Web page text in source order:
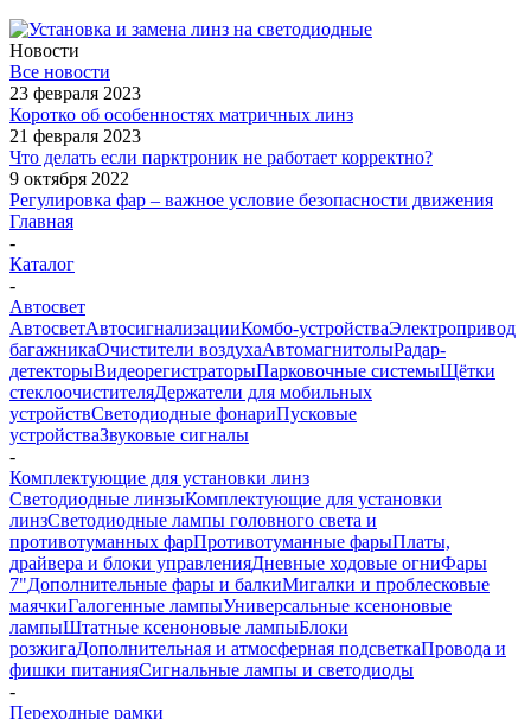
Новости
Все новости
23 февраля 2023
Коротко об особенностях матричных линз
21 февраля 2023
Что делать если парктроник не работает корректно?
9 октября 2022
Регулировка фар – важное условие безопасности движения
Главная
-
Каталог
-
Автосвет
АвтосветАвтосигнализацииКомбо-устройстваЭлектропривод
багажникаОчистители воздухаАвтомагнитолыРадар-
детекторыВидеорегистраторыПарковочные системыЩётки
стеклоочистителяДержатели для мобильных
устройствСветодиодные фонариПусковые
устройстваЗвуковые сигналы
-
Комплектующие для установки линз
Светодиодные линзыКомплектующие для установки
линзСветодиодные лампы головного света и
противотуманных фарПротивотуманные фарыПлаты,
драйвера и блоки управленияДневные ходовые огниФары
7"Дополнительные фары и балкиМигалки и проблесковые
маячкиГалогенные лампыУниверсальные ксеноновые
лампыШтатные ксеноновые лампыБлоки
розжигаДополнительная и атмосферная подсветкаПровода и
фишки питанияCигнальные лампы и светодиоды
-
Переходные рамки